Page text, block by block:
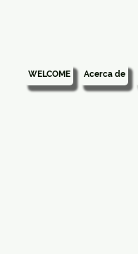
WELCOME Acerca de